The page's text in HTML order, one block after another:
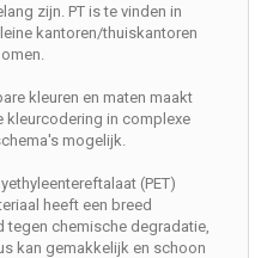
zijn. PT is te vinden in
kantoren/thuiskantoren
kleuren en maten maakt
kleurcodering in complexe
mogelijk.
(PET)
heeft een breed
chemische degradatie,
kan gemakkelijk en schoon